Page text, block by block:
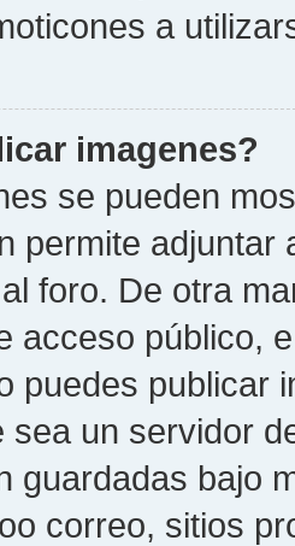
a
imagenes?
se pueden
permite
foro. De otra
acceso público,
puedes publicar
sea un servidor
guardadas bajo
correo, sitios